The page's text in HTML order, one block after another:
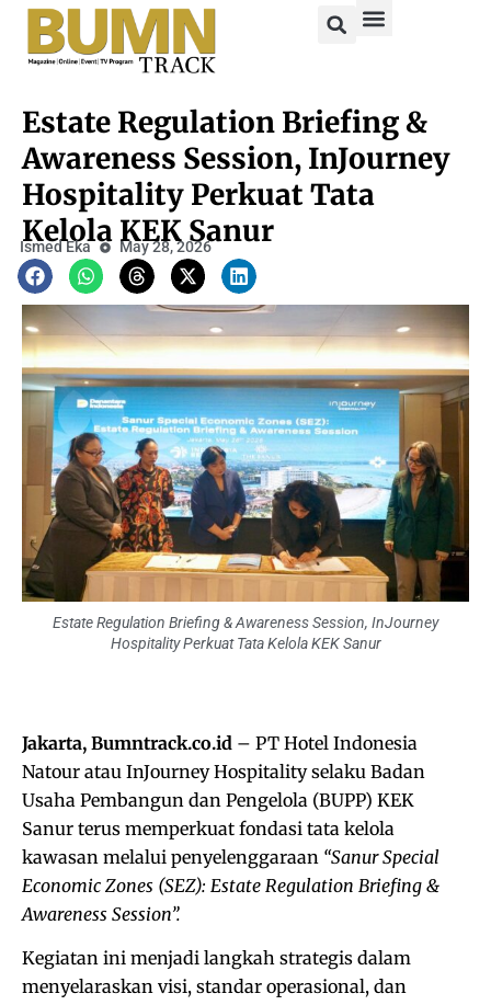
Estate Regulation Briefing &
Awareness Session, InJourney
Hospitality Perkuat Tata
Kelola KEK Sanur
Ismed Eka May 28, 2026
Estate Regulation Briefing & Awareness Session, InJourney
Hospitality Perkuat Tata Kelola KEK Sanur
Jakarta, Bumntrack.co.id – PT Hotel Indonesia
Natour atau InJourney Hospitality selaku Badan
Usaha Pembangun dan Pengelola (BUPP) KEK
Sanur terus memperkuat fondasi tata kelola
kawasan melalui penyelenggaraan “Sanur Special
Economic Zones (SEZ): Estate Regulation Briefing &
Awareness Session”.
Kegiatan ini menjadi langkah strategis dalam
menyelaraskan visi, standar operasional, dan